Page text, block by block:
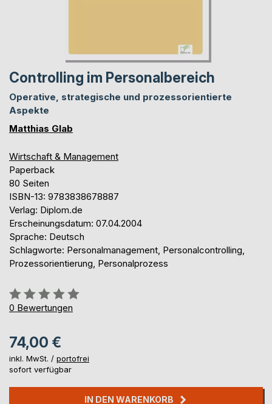
Controlling im Personalbereich
Operative, strategische und prozessorientierte
Aspekte
Matthias Glab
Wirtschaft & Management
Paperback
80 Seiten
ISBN-13: 9783838678887
Verlag: Diplom.de
Erscheinungsdatum: 07.04.2004
Sprache: Deutsch
Schlagworte: Personalmanagement, Personalcontrolling,
Prozessorientierung, Personalprozess
Bewertung::
0%
0 Bewertungen
74,00 €
inkl. MwSt. / portofrei
sofort verfügbar
IN DEN WARENKORB